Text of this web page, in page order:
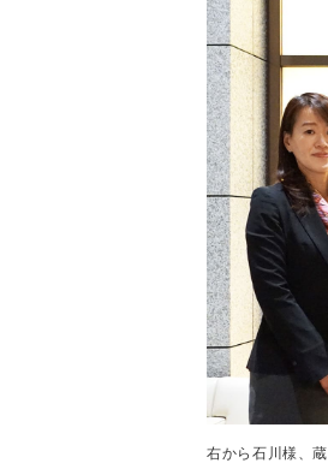
右から石川様、